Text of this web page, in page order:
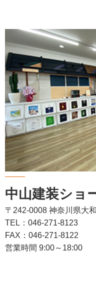
中山建装ショ
〒242-0008 神奈川県大
TEL：046-271-8123
FAX：046-271-8122
営業時間 9:00～18:00